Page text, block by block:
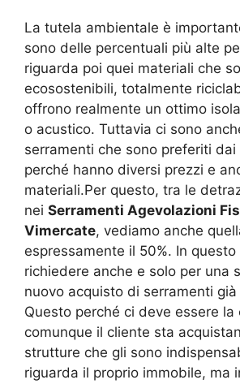
La tutela ambientale è
sono delle percentuali più alte
riguarda poi quei materiali che
ecosostenibili, totalmente
offrono realmente un ottimo
o acustico. Tuttavia ci sono
serramenti che sono preferiti dai
perché hanno diversi prezzi e
materiali.Per questo, tra le
nei Serramenti Agevolazioni
Vimercate, vediamo anche
espressamente il 50%. In
richiedere anche e solo per una
nuovo acquisto di serramenti
Questo perché ci deve essere la
comunque il cliente sta
strutture che gli sono
riguarda il proprio immobile, ma